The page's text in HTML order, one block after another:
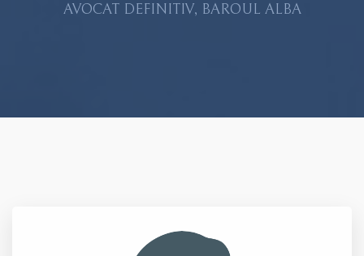
AVOCAT DEFINITIV, BAROUL ALBA